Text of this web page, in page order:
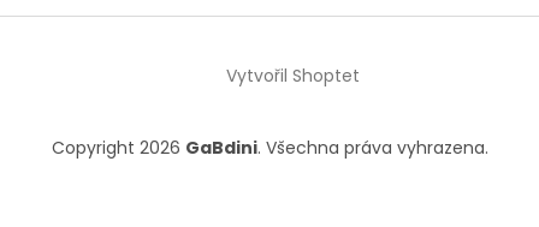
Z
Vytvořil Shoptet
Copyright 2026 GaBdini. Všechna práva vyhrazena.